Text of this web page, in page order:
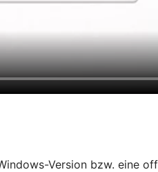
Version bzw. eine